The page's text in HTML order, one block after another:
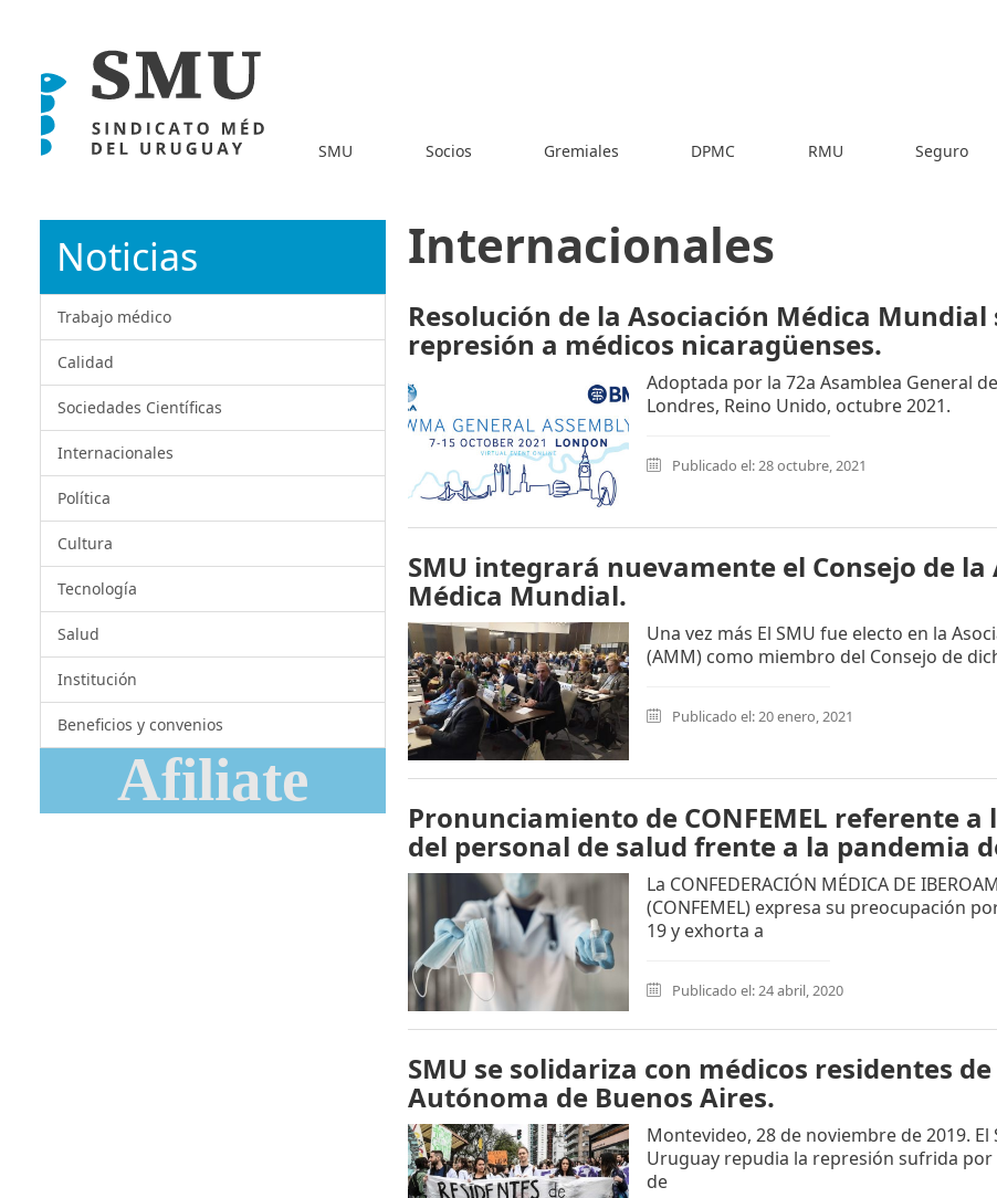
SMU Socios Gremiales DPMC RMU Seguro
Internacionales
Resolución de la Asociación Médica Mundial
represión a médicos nicaragüenses.
Adoptada por la 72a Asamblea General
Londres, Reino Unido, octubre 2021.
Publicado el: 28 octubre, 2021
SMU integrará nuevamente el Consejo de la
Médica Mundial.
Una vez más El SMU fue electo en la
(AMM) como miembro del Consejo de
Publicado el: 20 enero, 2021
Pronunciamiento de CONFEMEL referente a
del personal de salud frente a la pandemia
La CONFEDERACIÓN MÉDICA DE
(CONFEMEL) expresa su preocupación
19 y exhorta a
Publicado el: 24 abril, 2020
SMU se solidariza con médicos residentes
Autónoma de Buenos Aires.
Montevideo, 28 de noviembre de 2019.
Uruguay repudia la represión sufrida
de
Noticias
Trabajo médico
Calidad
Sociedades Científicas
Internacionales
Política
Cultura
Tecnología
Salud
Institución
Beneficios y convenios
Afiliate